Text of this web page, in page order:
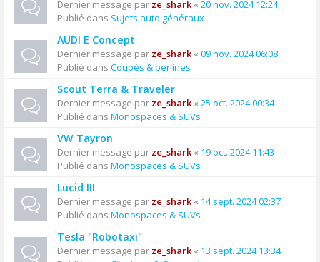
Dernier message par ze_shark« 20 nov. 2024 12:24
Publié dans Sujets auto généraux
AUDI E Concept
Dernier message par ze_shark« 09 nov. 2024 06:08
Publié dans Coupés & berlines
Scout Terra & Traveler
Dernier message par ze_shark« 25 oct. 2024 00:34
Publié dans Monospaces & SUVs
VW Tayron
Dernier message par ze_shark« 19 oct. 2024 11:43
Publié dans Monospaces & SUVs
Lucid III
Dernier message par ze_shark« 14 sept. 2024 02:37
Publié dans Monospaces & SUVs
Tesla "Robotaxi"
Dernier message par ze_shark« 13 sept. 2024 13:34